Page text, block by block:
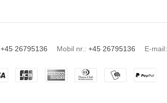
+45 26795136 Mobil nr. : +45 26795136 E-mail: